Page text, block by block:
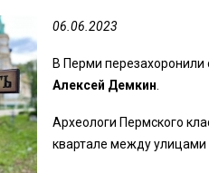
06.06.2023
В Перми
Алексей Демкин.
Археологи Пермского
квартале между улицами